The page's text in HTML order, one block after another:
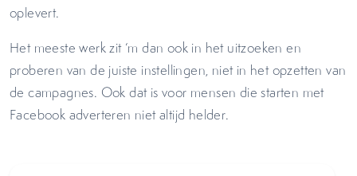
oplevert.
Het meeste werk zit ‘m dan ook in het uitzoeken en
proberen van de juiste instellingen, niet in het opzetten van
de campagnes. Ook dat is voor mensen die starten met
Facebook adverteren niet altijd helder.